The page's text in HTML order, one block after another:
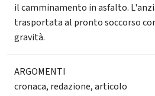
il camminamento in asfalto.
trasportata al pronto soccorso
gravità.
ARGOMENTI
cronaca, redazione,articolo